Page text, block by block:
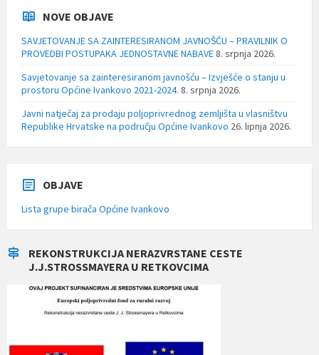
NOVE OBJAVE
SAVJETOVANJE SA ZAINTERESIRANOM JAVNOŠĆU – PRAVILNIK O
PROVEDBI POSTUPAKA JEDNOSTAVNE NABAVE8. srpnja 2026.
Savjetovanje sa zainteresiranom javnošću – Izvješće o stanju u
prostoru Općine Ivankovo 2021-2024. 8. srpnja 2026.
Javni natječaj za prodaju poljoprivrednog zemljišta u vlasništvu
Republike Hrvatske na području Općine Ivankovo 26. lipnja 2026.
OBJAVE
Lista grupe birača Općine Ivankovo
REKONSTRUKCIJA NERAZVRSTANE CESTE
J.J.STROSSMAYERA U RETKOVCIMA